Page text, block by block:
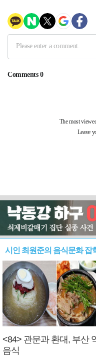
시인 최원준의 음식문화 잡
<84> 관문과 환대, 부산
음식